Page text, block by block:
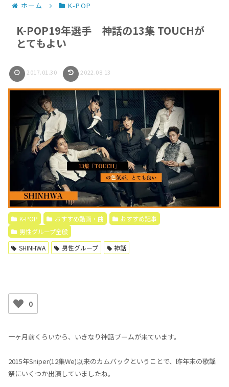
ホーム K-POP
K-POP19年選手 神話の13集 TOUCHが
とてもよい
2017.01.30 2022.08.13
K-POP おすすめ動画・曲
おすすめ記事
男性グループ全般
SHINHWA
男性グループ 神話
0
一ヶ月前くらいから、いきなり神話ブームが来ています。
2015年Sniper(12集We)以来のカムバックということで、昨年末の歌謡
祭にいくつか出演していましたね。